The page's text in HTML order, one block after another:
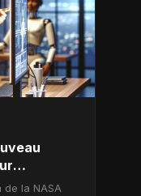
au nôtre
de la NASA